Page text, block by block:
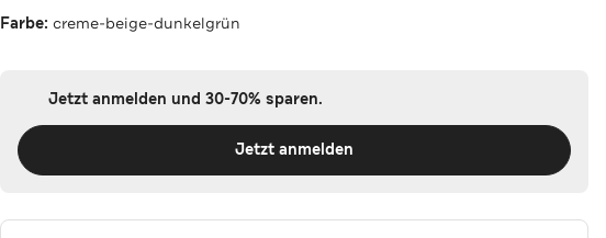
Farbe:creme-beige-dunkelgrün
Jetzt anmelden und 30-70% sparen.
Jetzt anmelden